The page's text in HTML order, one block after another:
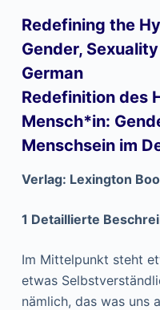
Redefining the
Gender,
German
Redefinition des
Mensch*in:
Menschsein im
Verlag: Lexington
1 Detaillierte
Im Mittelpunkt steht
etwas
nämlich, das was uns